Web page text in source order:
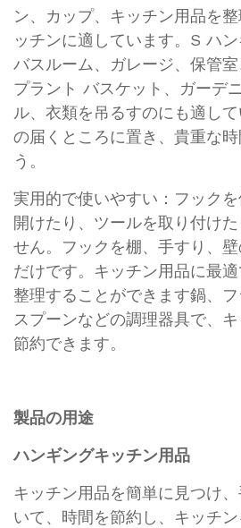
ン、カップ、キッチン用品を
ッチンに適しています。S ハン
バスルーム、ガレージ、保管
プラント バスケット、ガーデ
ル、衣類を吊るすのにも適し
の届くところに置き、貴重な
う。
実用的で使いやすい：フック
開けたり、ツールを取り付け
せん。フックを棚、手すり、
だけです。キッチン用品に最
整理することができます鍋、フ
スプーンなどの調理器具で、
節約できます。
製品の用途
ハンギングキッチン用品
キッチン用品を簡単に見つけ
いて、時間を節約し、キッチン